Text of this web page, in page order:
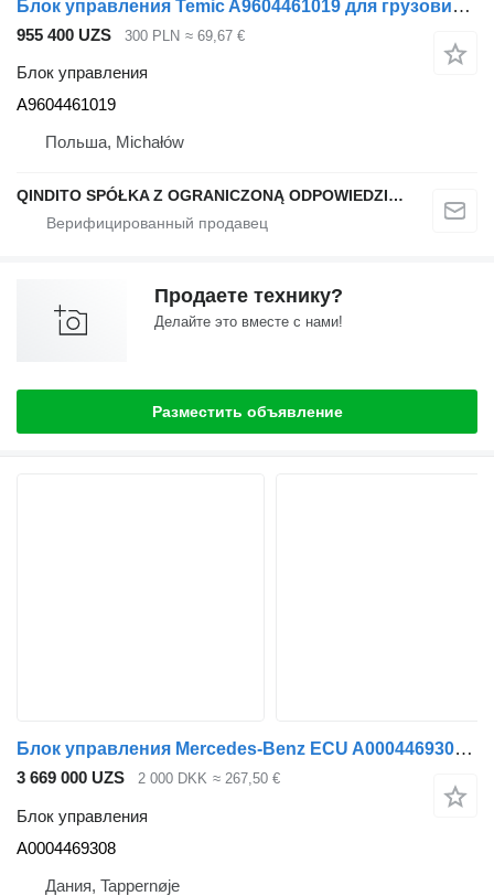
Блок управления Temic A9604461019 для грузовика Mercedes-Benz Actros
955 400 UZS 300 PLN ≈ 69,67 €
Блок управления
A9604461019
Польша, Michałów
QINDITO SPÓŁKA Z OGRANICZONĄ ODPOWIEDZIALNOŚCIĄ
Продаете технику?
Делайте это вместе с нами!
Разместить объявление
Блок управления Mercedes-Benz ECU A0004469308 для грузовика
3 669 000 UZS 2 000 DKK ≈ 267,50 €
Блок управления
A0004469308
Дания, Tappernøje